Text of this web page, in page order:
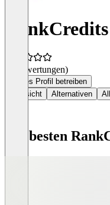
RankCredits
(0 Bewertungen)
Dieses Profil betreiben
Übersicht
Alternativen
Die besten